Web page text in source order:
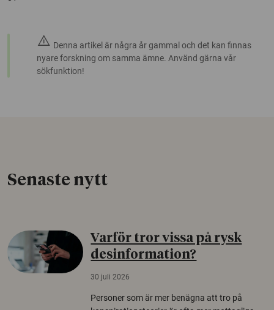
warning Denna artikel är några år gammal och det kan finnas
nyare forskning om samma ämne. Använd gärna vår
sökfunktion!
Senaste nytt
Varför tror vissa på rysk
desinformation?
30 juli 2026
Personer som är mer benägna att tro på